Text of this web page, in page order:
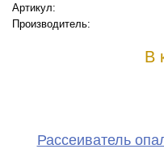
Артикул:
Производитель:
В
Рассеиватель